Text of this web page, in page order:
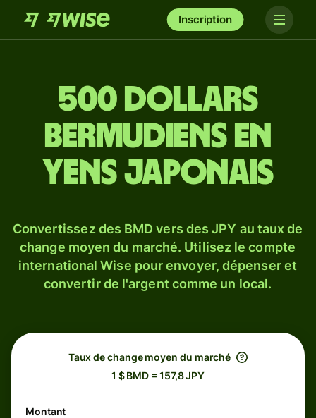
Inscription
500 dollars
bermudiens en
yens japonais
Convertissez des BMD vers des JPY au taux de
change moyen du marché. Utilisez le compte
international Wise pour envoyer, dépenser et
convertir de l'argent comme un local.
Taux de change moyen du marché
1 $ BMD = 157,8 JPY
Montant